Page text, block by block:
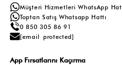
Müşteri Hizmetleri WhatsApp
Toptan Satış Whatsapp Hattı
0 850 305 86 91
[email protected]
App Fırsatlarını Kaçırma